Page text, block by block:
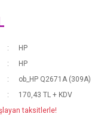
HP
HP
ob_HP Q2671A (309A)
170,43 TL + KDV
taksitlerle!